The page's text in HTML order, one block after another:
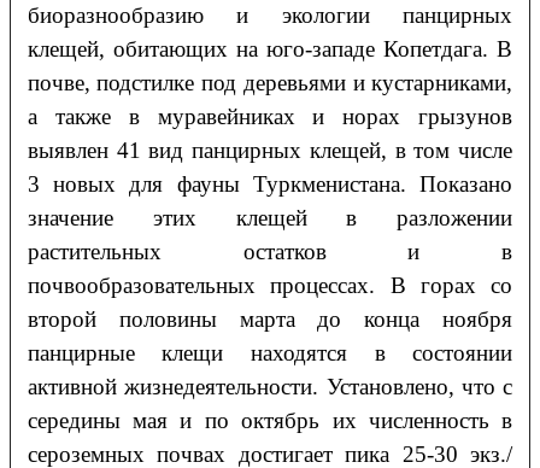
биоразнообразию и экологии панцирных
клещей, обитающих на юго-западе Копетдага. В
почве, подстилке под деревьями и кустарниками,
а также в муравейниках и норах грызунов
выявлен 41 вид панцирных клещей, в том числе
3 новых для фауны Туркменистана. Показано
значение этих клещей в разложении
растительных остатков и в
почвообразовательных процессах. В горах со
второй половины марта до конца ноября
панцирные клещи находятся в состоянии
активной жизнедеятельности. Установлено, что с
середины мая и по октябрь их численность в
сероземных почвах достигает пика 25-30 экз./